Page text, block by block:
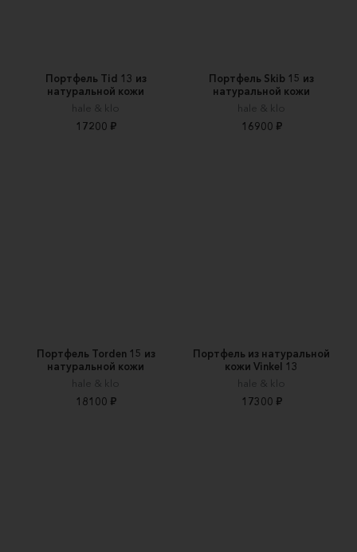
Портфель Tid 13 из
натуральной кожи
hale & klo
17200 ₽
Портфель Skib 15 из
натуральной кожи
hale & klo
16900 ₽
Портфель Torden 15 из
натуральной кожи
hale & klo
18100 ₽
Портфель из натуральной
кожи Vinkel 13
hale & klo
17300 ₽